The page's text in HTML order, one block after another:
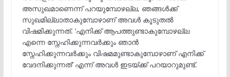
അസുഖമാണെന്ന് പറയുമ്പോഴല്ല, ഞങ്ങൾക്ക്
സുഖമില്ലാതാകുമ്പോഴാണ് അവൾ കൂടുതൽ
വിഷമിക്കുന്നത്. ‘എനിക്ക് ആപത്തുണ്ടാകുമ്പോഴല്ല
എന്നെ സ്നേഹിക്കുന്നവർക്കും ഞാൻ
സ്നേഹിക്കുന്നവർക്കും വിഷമമുണ്ടാകുമ്പോഴാണ് എനിക്ക്
വേദനിക്കുന്നത്’ എന്ന് അവൾ ഇടയ്ക്ക് പറയാറുമുണ്ട്.